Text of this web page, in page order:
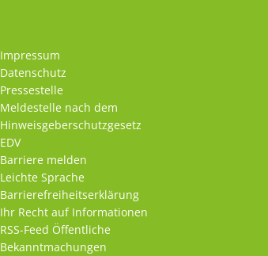
Impressum
Datenschutz
Pressestelle
Meldestelle nach dem
Hinweisgeberschutzgesetz
EDV
Barriere melden
Leichte Sprache
Barrierefreiheitserklärung
Ihr Recht auf Informationen
RSS-Feed Öffentliche
Bekanntmachungen